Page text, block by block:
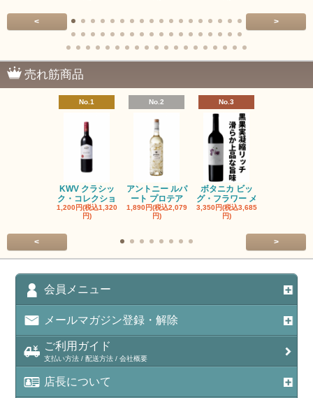
< >
売れ筋商品
No.1
KWV クラシッ
ク・コレクショ
1,200円(税込1,320
円)
No.2
アントニー ルパ
ート プロテア
1,890円(税込2,079
円)
No.3
ボタニカ ビッ
グ・フラワー メ
3,350円(税込3,685
円)
< >
会員メニュー
メールマガジン登録・解除
ご利用ガイド
支払い方法 / 配送方法 / 会社概要
店長について